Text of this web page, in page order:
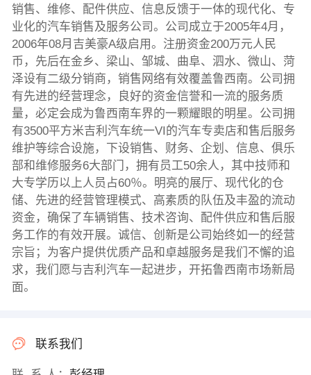
销售、维修、配件供应、信息反馈于一体的现代化、专
业化的汽车销售及服务公司。公司成立于2005年4月，
2006年08月吉美豪A级启用。注册资金200万元人民
币，先后在金乡、梁山、邹城、曲阜、泗水、微山、菏
泽设有二级分销商，销售网络有效覆盖鲁西南。公司拥
有先进的经营理念，良好的资金信誉和一流的服务质
量，必定会成为鲁西南车界的一颗耀眼的明星。公司拥
有3500平方米吉利汽车统一VI的汽车专卖店和售后服务
维护等综合设施，下设销售、财务、企划、信息、俱乐
部和维修服务6大部门，拥有员工50余人，其中技师和
大专学历以上人员占60％。明亮的展厅、现代化的仓
储、先进的经营管理模式、高素质的队伍及丰盈的流动
资金，确保了车辆销售、技术咨询、配件供应和售后服
务工作的有效开展。诚信、创新是公司始终如一的经营
宗旨；为客户提供优质产品和卓越服务是我们不懈的追
求，我们愿与吉利汽车一起进步，开拓鲁西南市场新局
面。
联系我们